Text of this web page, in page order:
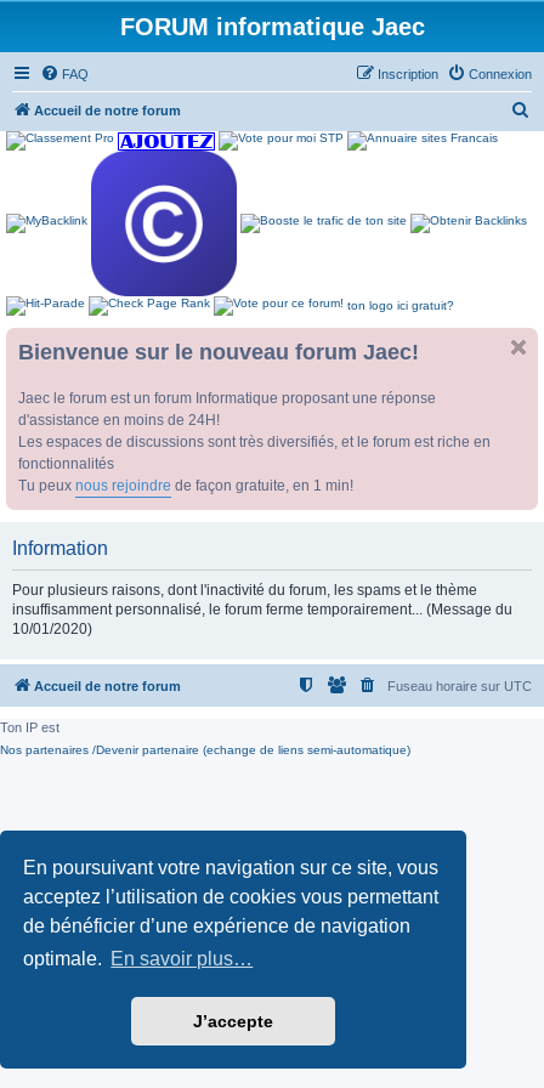
En poursuivant votre navigation sur ce site, vous
acceptez l’utilisation de cookies vous permettant
de bénéficier d’une expérience de navigation
optimale. En savoir plus…
J’accepte
FORUM informatique Jaec
FAQ Connexion
Inscription
Accueil de notre forum
ton logo ici gratuit?
Bienvenue sur le nouveau forum Jaec!
Jaec le forum est un forum Informatique proposant une réponse
d'assistance en moins de 24H!
Les espaces de discussions sont très diversifiés, et le forum est riche en
fonctionnalités
Tu peux nous rejoindre de façon gratuite, en 1 min!
Information
Pour plusieurs raisons, dont l'inactivité du forum, les spams et le thème
insuffisamment personnalisé, le forum ferme temporairement... (Message du
10/01/2020)
Accueil de notre forum Fuseau horaire sur UTC
Ton IP est
Nos partenaires /Devenir partenaire (echange de liens semi-automatique)